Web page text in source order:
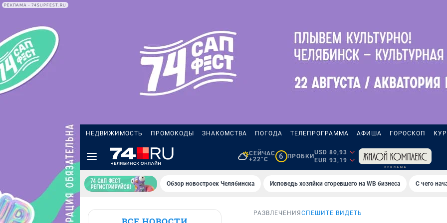
РЕКЛАМА • 74SUPFEST.RU
НЕДВИЖИМОСТЬ ПРОМОКОДЫ ЗНАКОМСТВА ПОГОДА ТЕЛЕПРОГРАММА АФИША ГОРОСКОП
СЕЙЧАС
+22°C
6 ПРОБКИ
USD 80,93
EUR 93,19
Обзор новостроек Челябинска Исповедь хозяйки сгоревшего на WB бизнеса С чего
РАЗВЛЕЧЕНИЯ СПЕШИТЕ ВИДЕТЬ